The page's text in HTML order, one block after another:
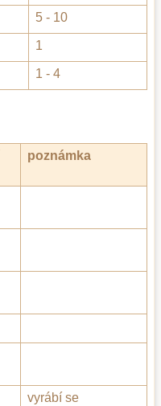
5 - 10
1
1 - 4
poznámka
vyrábí se